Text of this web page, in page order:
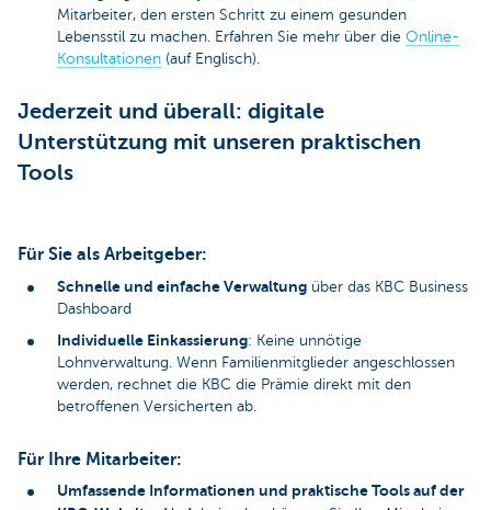
Mitarbeiter, den ersten Schritt zu einem gesunden
Lebensstil zu machen. Erfahren Sie mehr über die Online-
Konsultationen (auf Englisch).
Jederzeit und überall: digitale
Unterstützung mit unseren praktischen
Tools
Für Sie als Arbeitgeber:
Schnelle und einfache Verwaltung über das KBC Business
Dashboard
Individuelle Einkassierung: Keine unnötige
Lohnverwaltung. Wenn Familienmitglieder angeschlossen
werden, rechnet die KBC die Prämie direkt mit den
betroffenen Versicherten ab.
Für Ihre Mitarbeiter:
Umfassende Informationen und praktische Tools auf der